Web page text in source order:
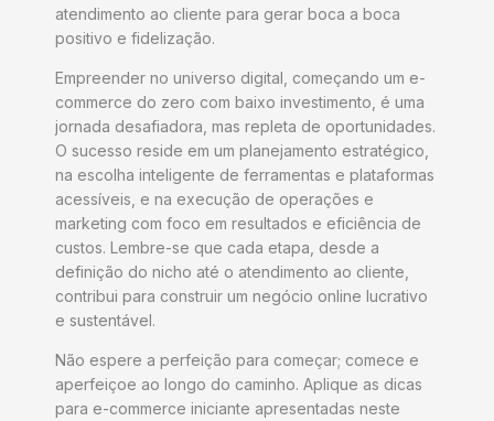
atendimento ao cliente para gerar boca a boca
positivo e fidelização.
Empreender no universo digital, começando um e-
commerce do zero com baixo investimento, é uma
jornada desafiadora, mas repleta de oportunidades.
O sucesso reside em um planejamento estratégico,
na escolha inteligente de ferramentas e plataformas
acessíveis, e na execução de operações e
marketing com foco em resultados e eficiência de
custos. Lembre-se que cada etapa, desde a
definição do nicho até o atendimento ao cliente,
contribui para construir um negócio online lucrativo
e sustentável.
Não espere a perfeição para começar; comece e
aperfeiçoe ao longo do caminho. Aplique as dicas
para e-commerce iniciante apresentadas neste